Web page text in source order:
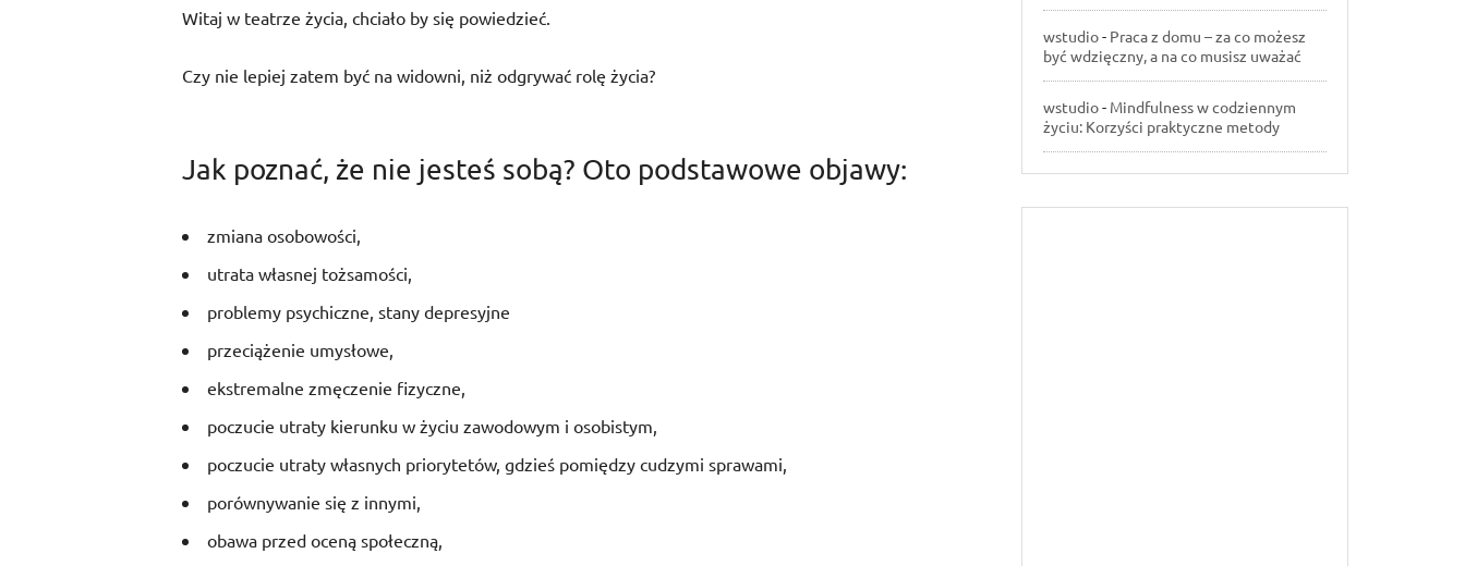
Witaj w teatrze życia, chciało by się powiedzieć.
Czy nie lepiej zatem być na widowni, niż odgrywać rolę życia?
Jak poznać, że nie jesteś sobą? Oto podstawowe objawy:
zmiana osobowości,
utrata własnej tożsamości,
problemy psychiczne, stany depresyjne
przeciążenie umysłowe,
ekstremalne zmęczenie fizyczne,
poczucie utraty kierunku w życiu zawodowym i osobistym,
poczucie utraty własnych priorytetów, gdzieś pomiędzy cudzymi sprawami,
porównywanie się z innymi,
obawa przed oceną społeczną,
wstudio- Praca z domu – za co możesz
być wdzięczny, a na co musisz uważać
wstudio- Mindfulness w codziennym
życiu: Korzyści praktyczne metody